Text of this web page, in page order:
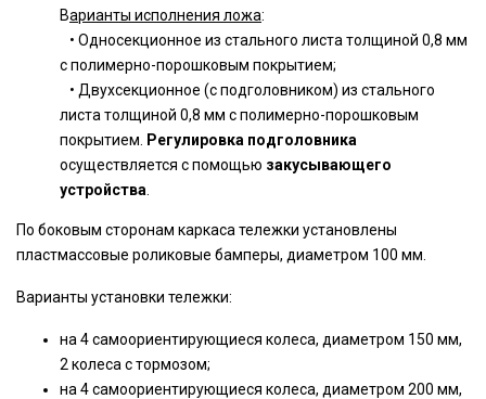
Варианты исполнения ложа:
• Односекционное из стального листа толщиной 0,8 мм
с полимерно-порошковым покрытием;
• Двухсекционное (с подголовником) из стального
листа толщиной 0,8 мм с полимерно-порошковым
покрытием.
Регулировка подголовника
осуществляется с помощью закусывающего
устройства
По боковым сторонам каркаса тележки установлены
пластмассовые роликовые бамперы, диаметром 100 мм.
Варианты установки тележки:
на 4 самоориентирующиеся колеса, диаметром 150 мм,
2 колеса с тормозом;
на 4 самоориентирующиеся колеса, диаметром 200 мм,